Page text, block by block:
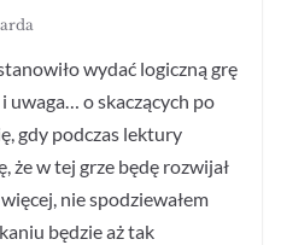
wydać logiczną grę
uwaga… o skaczących po
gdy podczas lektury
że w tej grze będę rozwijał
nie spodziewałem
będzie aż tak